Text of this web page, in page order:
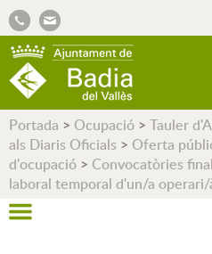
Portada > Ocupació > Tauler
als Diaris Oficials > Oferta
d'ocupació > Convocatòries
laboral temporal d'un/a